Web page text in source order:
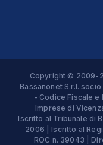
Copyright © 2009-
Bassanonet S.r.l.
- Codice Fiscale
Imprese di
Iscritto al Tribunale di
2006 | Iscritto al
ROC n. 39043 |